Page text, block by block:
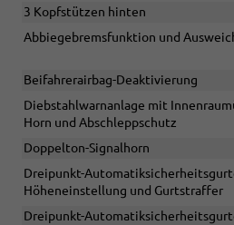
3 Kopfstützen hinten
Abbiegebremsfunktion und
Beifahrerairbag-Deaktivierung
Diebstahlwarnanlage mit
Horn und Abschleppschutz
Doppelton-Signalhorn
Dreipunkt-
Höheneinstellung und Gurtstraffer
Dreipunkt-